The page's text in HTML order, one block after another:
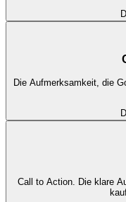
Die Aufmerksamkeit, die
Call to Action. Die klare